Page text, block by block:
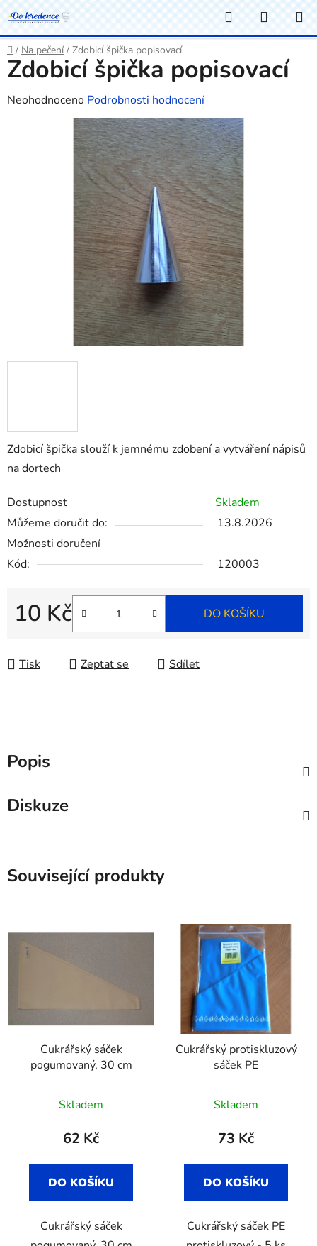
Přejít
na
obsah
Hledat
KOŠÍK
Domů
/ Na pečení / Zdobicí špička popisovací
Zdobicí špička slouží k jemnému zdobení a vytváření nápisů
na dortech
Dostupnost
Skladem
Můžeme doručit do:
13.8.2026
Možnosti doručení
Kód:
120003
10 Kč
Měrná cena:
DO KOŠÍKU
Tisk Zeptat se Sdílet
Zdobicí špička popisovací
Průměrné
Neohodnoceno Podrobnosti hodnocení
Popis
Diskuze
Související produkty
Cukrářský sáček
pogumovaný, 30 cm
hodnocení
produktu
4,7
z
hvězdiček.
Skladem
62 Kč
DO KOŠÍKU
Cukrářský sáček
Cukrářský protiskluzový
sáček PE
Skladem
73 Kč
DO KOŠÍKU
Cukrářský sáček PE